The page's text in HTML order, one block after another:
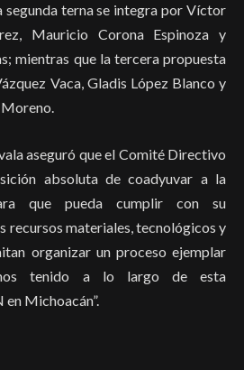
segunda terna se integra por Víctor
Mauricio Corona Espinoza y
mientras que la tercera propuesta
Vaca, Gladis López Blanco y
aseguró que el Comité Directivo
absoluta de coadyuvar a la
que pueda cumplir con su
recursos materiales, tecnológicos y
organizar un proceso ejemplar
tenido a lo largo de esta
Michoacán”.